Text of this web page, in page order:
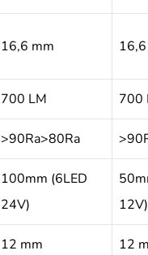
16,6 mm
700 LM 700
>90Ra>80Ra
100mm (6LED
24V)
12V)
12 mm 12